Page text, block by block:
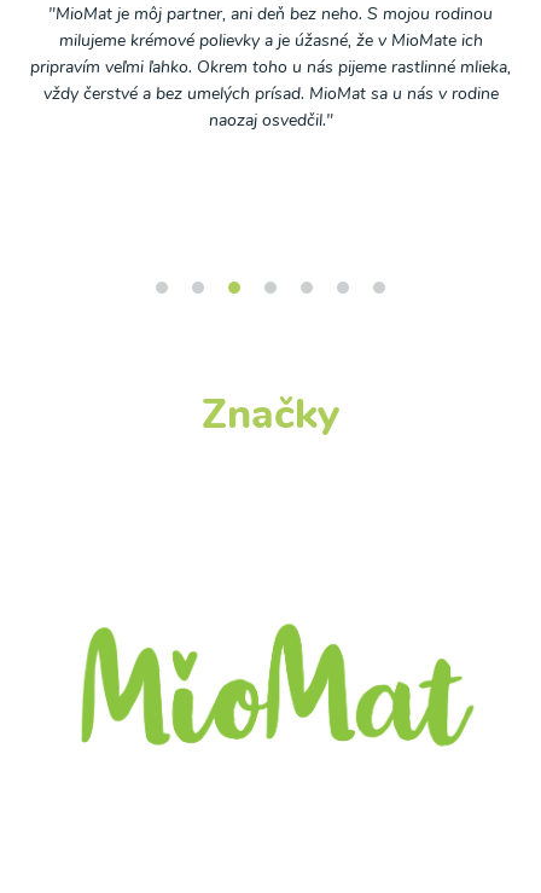
"MioMat je môj partner, ani deň bez neho. S mojou rodinou
milujeme krémové polievky a je úžasné, že v MioMate ich
pripravím veľmi ľahko. Okrem toho u nás pijeme rastlinné mlieka,
vždy čerstvé a bez umelých prísad. MioMat sa u nás v rodine
naozaj osvedčil."
Značky